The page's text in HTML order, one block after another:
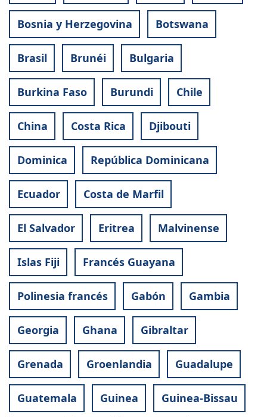
Bosnia y Herzegovina Botswana
Brasil Brunéi Bulgaria
Burkina Faso Burundi Chile
China Costa Rica Djibouti
Dominica República Dominicana
Ecuador Costa de Marfil
El Salvador Eritrea Malvinense
Islas Fiji Francés Guayana
Polinesia francés Gabón Gambia
Georgia Ghana Gibraltar
Grenada Groenlandia Guadalupe
Guatemala Guinea Guinea-Bissau